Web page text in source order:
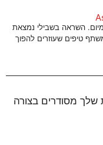
השראה בשבילי נמצאת
טיפים שעוזרים להפוך
מסודרים בצורה